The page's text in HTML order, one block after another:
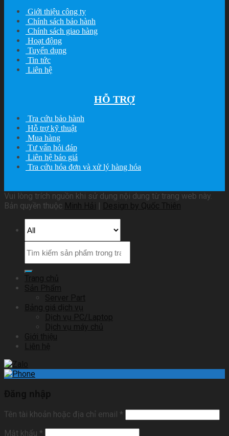
Giới thiệu công ty
Chính sách bảo hành
Chính sách giao hàng
Hoạt động
Tuyển dụng
Tin tức
Liên hệ
HỖ TRỢ
Tra cứu bảo hành
Hỗ trợ kỹ thuật
Mua hàng
Tư vấn hỏi đáp
Liên hệ báo giá
Tra cứu hóa đơn và xử lý hàng hóa
Vui lòng trích nguồn khi sử dụng nội dung từ trang web này.
Bản quyền thuộc Minh Hải Design by Quốc Thiên
Trang chủ
Sản Phẩm
Server Part
Bảng giá dịch vụ
Dịch vụ PC/Laptop
Dịch vụ máy chủ
Giới thiệu
Liên hệ
Tên tài khoản hoặc địa chỉ email *
Mật khẩu *